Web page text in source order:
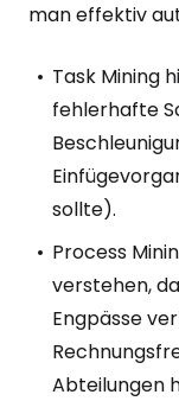
man effektiv
Task Mining
fehlerhafte
sollte).
Process
verstehen,
Engpässe
Abteilungen